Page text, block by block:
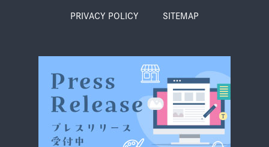
グルメ・まち イベント
PRIVACY POLICY SITEMAP